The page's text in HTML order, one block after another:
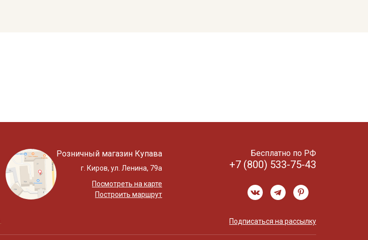
Розничный магазин Купава
г. Киров, ул. Ленина, 79а
Посмотреть на карте
Построить маршрут
Бесплатно по РФ
+7 (800) 533-75-43
Подписаться на рассылку